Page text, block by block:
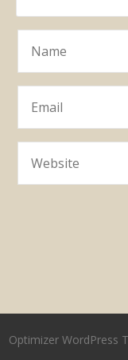
Optimizer WordPress